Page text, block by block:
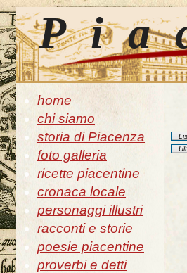
home
chi siamo
storia di Piacenza
foto galleria
ricette piacentine
cronaca locale
personaggi illustri
racconti e storie
poesie piacentine
proverbi e detti